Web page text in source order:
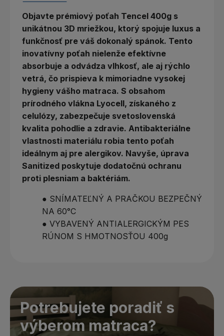
Objavte prémiový poťah Tencel 400g s
unikátnou 3D mriežkou, ktorý spojuje luxus a
funkčnosť pre váš dokonalý spánok. Tento
inovatívny poťah nielenže efektívne
absorbuje a odvádza vlhkosť, ale aj rýchlo
vetrá, čo prispieva k mimoriadne vysokej
hygieny vášho matraca. S obsahom
prírodného vlákna Lyocell, získaného z
celulózy, zabezpečuje svetoslovenská
kvalita pohodlie a zdravie. Antibakteriálne
vlastnosti materiálu robia tento poťah
ideálnym aj pre alergikov. Navyše, úprava
Sanitized poskytuje dodatočnú ochranu
proti plesniam a baktériám.
● SNÍMATEĽNÝ A PRAČKOU BEZPEČNÝ
NA 60°C
● VYBAVENÝ ANTIALERGICKÝM PES
RÚNOM S HMOTNOSŤOU 400g
Potrebujete poradiť s
výberom matraca?